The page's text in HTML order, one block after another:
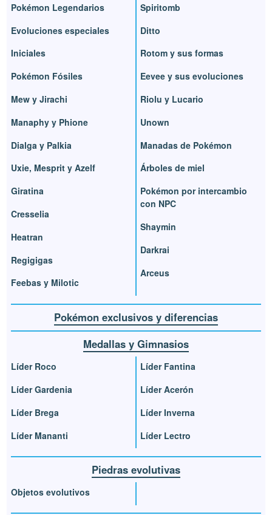
Pokémon Legendarios
Evoluciones especiales
Iniciales
Pokémon Fósiles
Mew y Jirachi
Manaphy y Phione
Dialga y Palkia
Uxie, Mesprit y Azelf
Giratina
Cresselia
Heatran
Regigigas
Feebas y Milotic
Spiritomb
Ditto
Rotom y sus formas
Eevee y sus evoluciones
Riolu y Lucario
Unown
Manadas de Pokémon
Árboles de miel
Pokémon por intercambio
con NPC
Shaymin
Darkrai
Arceus
Pokémon exclusivos y diferencias
Medallas y Gimnasios
Líder Roco
Líder Gardenia
Líder Brega
Líder Mananti
Líder Fantina
Líder Acerón
Líder Inverna
Líder Lectro
Piedras evolutivas
Objetos evolutivos